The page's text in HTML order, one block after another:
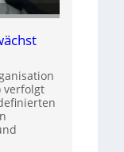
verfolgt